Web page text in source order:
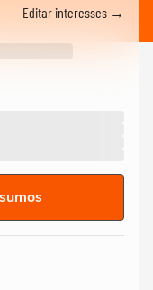
Editar interesses →